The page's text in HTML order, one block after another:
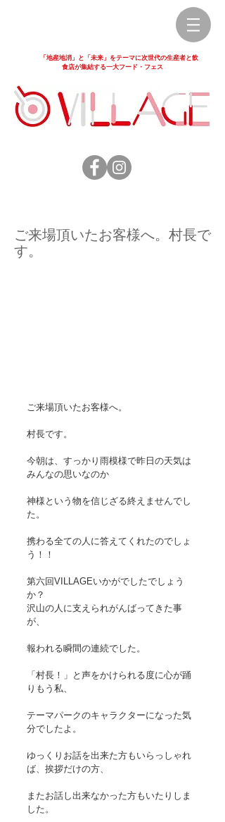
「地産地消」と「未来」をテーマに次世代の生産者と飲
食店が集結する一大フード・フェス
ご来場頂いたお客様へ。村長で
す。
ご来場頂いたお客様へ。
村長です。
今朝は、すっかり雨模様で昨日の天気は
みんなの思いなのか
神様という物を信じざる終えませんでし
た。
携わる全ての人に答えてくれたのでしょ
う！！
第六回VILLAGEいかがでしたでしょう
か？
沢山の人に支えられがんばってきた事
が、
報われる瞬間の連続でした。
「村長！」と声をかけられる度に心が踊
りもう私、
テーマパークのキャラクターになった気
分でしたよ。
ゆっくりお話を出来た方もいらっしゃれ
ば、挨拶だけの方、
またお話し出来なかった方もいたりしま
した。